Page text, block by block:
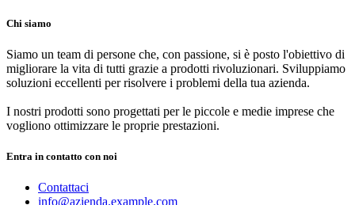
Chi siamo
Siamo un team di persone che, con passione, si è posto l'obiettivo di
migliorare la vita di tutti grazie a prodotti rivoluzionari. Sviluppiamo
soluzioni eccellenti per risolvere i problemi della tua azienda.
I nostri prodotti sono progettati per le piccole e medie imprese che
vogliono ottimizzare le proprie prestazioni.
Entra in contatto con noi
Contattaci
info@azienda.example.com